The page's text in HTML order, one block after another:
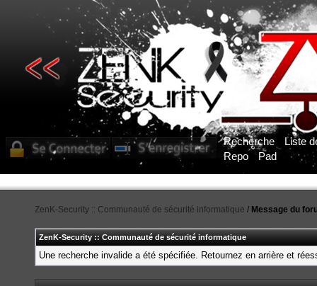
Recherche
Liste
Repo
Pad
ZenK-Security :: Communauté de sécurité informatique / Message du
ZenK-Security :: Communauté de sécurité informatique
Une recherche invalide a été spécifiée. Retournez en arrière et